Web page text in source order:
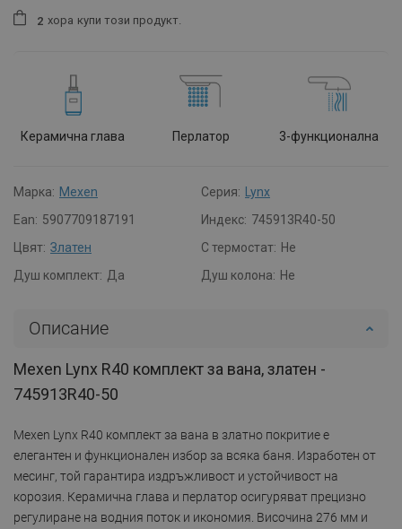
2 хора купи този продукт.
Керамична глава Перлатор 3-функционална
Марка: Mexen Серия:
Lynx
Ean: 5907709187191 Индекс: 745913R40-50
Цвят: Златен С термостат: Не
Душ комплект: Да Душ колона: Не
Описание
Mexen Lynx R40 комплект за вана, златен -
745913R40-50
Mexen Lynx R40 комплект за вана в златно покритие е
елегантен и функционален избор за всяка баня. Изработен от
месинг, той гарантира издръжливост и устойчивост на
корозия. Керамична глава и перлатор осигуряват прецизно
регулиране на водния поток и икономия. Височина 276 мм и